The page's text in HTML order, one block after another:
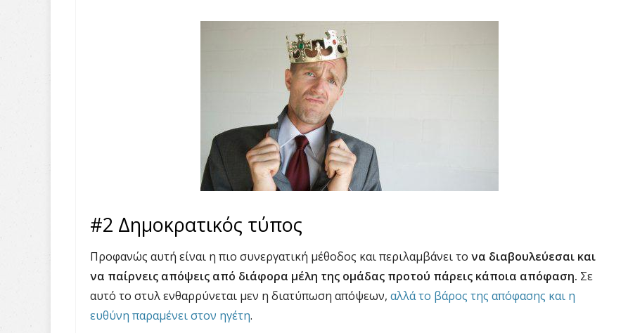
#2 Δημοκρατικός τύπος
Προφανώς αυτή είναι η πιο συνεργατική μέθοδος και περιλαμβάνει το να διαβουλεύεσαι και
να παίρνεις απόψεις από διάφορα μέλη της ομάδας προτού πάρεις κάποια απόφαση. Σε
αυτό το στυλ ενθαρρύνεται μεν η διατύπωση απόψεων, αλλά το βάρος της απόφασης και η
ευθύνη παραμένει στον ηγέτη.